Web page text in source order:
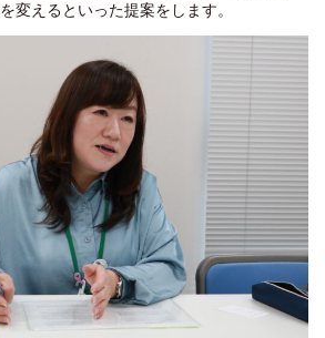
変えるといった提案をします。